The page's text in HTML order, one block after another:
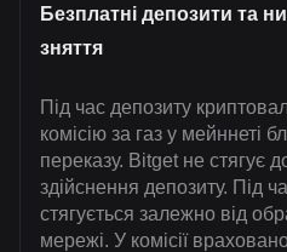
Безплатні депозити та
зняття
Під час депозиту
комісію за газ у мейннеті
переказу. Bitget не стягує
здійснення депозиту. Під
стягується залежно від
мережі. У комісії